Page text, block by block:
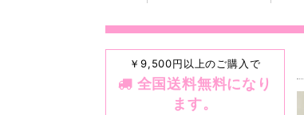
￥9,500円以上のご購入で
全国送料無料になり
ます。